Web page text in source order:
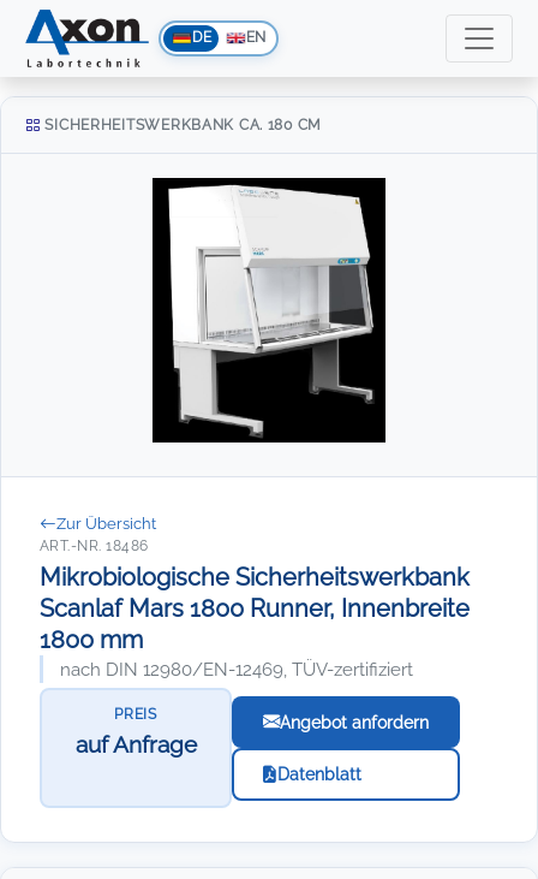
DE EN
SICHERHEITSWERKBANK CA. 180 CM
Zur Übersicht
ART.-NR. 18486
Mikrobiologische Sicherheitswerkbank
Scanlaf Mars 1800 Runner, Innenbreite
1800 mm
nach DIN 12980/EN-12469, TÜV-zertifiziert
PREIS
auf Anfrage
Angebot anfordern
Datenblatt